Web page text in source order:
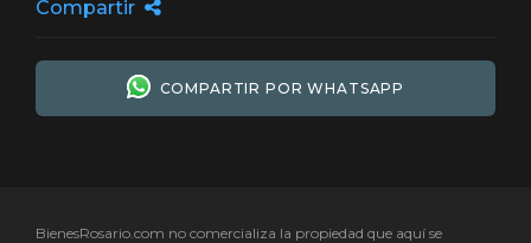
Compartir
COMPARTIR POR WHATSAPP
BienesRosario.com no comercializa la propiedad que aquí se